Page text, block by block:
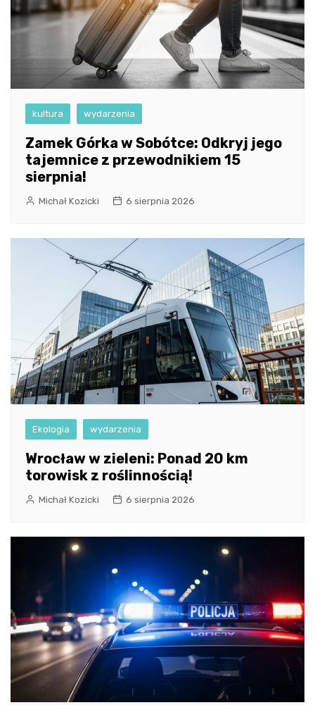
kultura wydarzenia
Zamek Górka w Sobótce: Odkryj jego
tajemnice z przewodnikiem 15
sierpnia!
Michał Kozicki 6 sierpnia 2026
Ekologia wydarzenia
Wrocław w zieleni: Ponad 20 km
torowisk z roślinnością!
Michał Kozicki 6 sierpnia 2026